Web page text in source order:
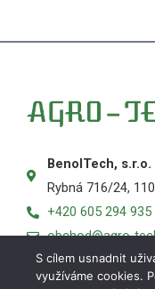
BenolTech, s.r.o.
Rybná 716/24,
+420 605 294 935
obchod@agro-
S cílem usnadnit
využíváme cookies.